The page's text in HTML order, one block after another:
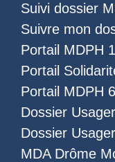
Suivi dossier
Suivre mon
Portail MDPH
Portail
Portail MDPH
Dossier
Dossier
MDA Drôme